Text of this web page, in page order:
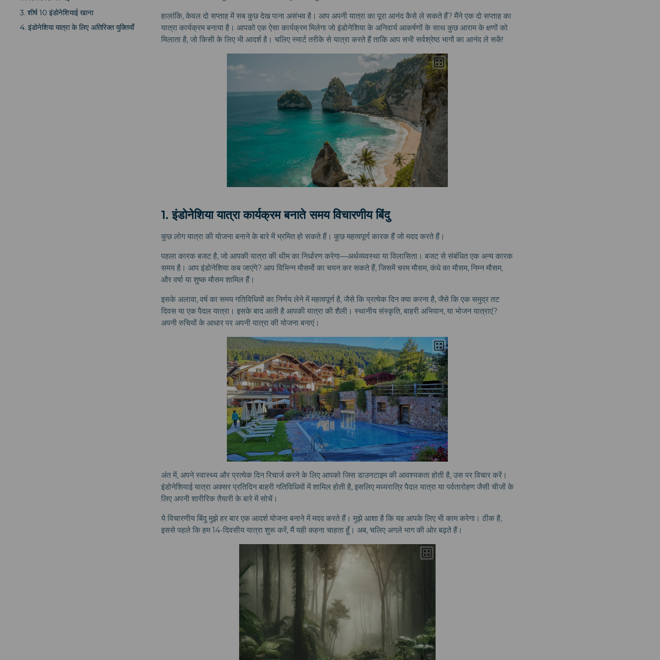
3. शीर्ष 10 इंडोनेशियाई खाना
4. इंडोनेशिया यात्रा के लिए अतिरिक्त युक्तियाँ
हालांकि, केवल दो सप्ताह में सब कुछ देख पाना असंभव है। आप अपनी यात्रा का पूरा आनंद कैसे ले सकते हैं? मैंने एक दो सप्ताह का
यात्रा कार्यक्रम बनाया है। आपको एक ऐसा कार्यक्रम मिलेगा जो इंडोनेशिया के अनिवार्य आकर्षणों के साथ कुछ आराम के क्षणों को
मिलाता है, जो किसी के लिए भी आदर्श है। चलिए स्मार्ट तरीके से यात्रा करते हैं ताकि आप सभी सर्वश्रेष्ठ भागों का आनंद ले सकें!
1. इंडोनेशिया यात्रा कार्यक्रम बनाते समय विचारणीय बिंदु
कुछ लोग यात्रा की योजना बनाने के बारे में भ्रमित हो सकते हैं। कुछ महत्वपूर्ण कारक हैं जो मदद करते हैं।
पहला कारक बजट है, जो आपकी यात्रा की थीम का निर्धारण करेगा—अर्थव्यवस्था या विलासिता। बजट से संबंधित एक अन्य कारक
समय है। आप इंडोनेशिया कब जाएंगे? आप विभिन्न मौसमों का चयन कर सकते हैं, जिसमें चरम मौसम, कंधे का मौसम, निम्न मौसम,
और वर्षा या शुष्क मौसम शामिल हैं।
इसके अलावा, वर्ष का समय गतिविधियों का निर्णय लेने में महत्वपूर्ण है, जैसे कि प्रत्येक दिन क्या करना है, जैसे कि एक समुद्र तट
दिवस या एक पैदल यात्रा। इसके बाद आती है आपकी यात्रा की शैली। स्थानीय संस्कृति, बाहरी अभियान, या भोजन यात्राएं?
अपनी रुचियों के आधार पर अपनी यात्रा की योजना बनाएं।
अंत में, अपने स्वास्थ्य और प्रत्येक दिन रिचार्ज करने के लिए आपको जिस डाउनटाइम की आवश्यकता होती है, उस पर विचार करें।
इंडोनेशियाई यात्रा अक्सर प्रतिदिन बाहरी गतिविधियों में शामिल होती है, इसलिए मध्यरात्रि पैदल यात्रा या पर्वतारोहण जैसी चीजों के
लिए अपनी शारीरिक तैयारी के बारे में सोचें।
ये विचारणीय बिंदु मुझे हर बार एक आदर्श योजना बनाने में मदद करते हैं। मुझे आशा है कि यह आपके लिए भी काम करेगा। ठीक है,
इससे पहले कि हम 14-दिवसीय यात्रा शुरू करें, मैं यही कहना चाहता हूँ। अब, चलिए अगले भाग की ओर बढ़ते हैं।